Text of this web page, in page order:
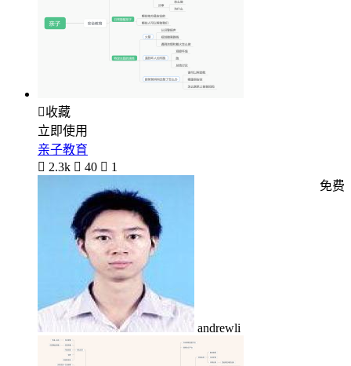
收藏
立即使用
亲子教育
 2.3k  40  1
andrewli
免费